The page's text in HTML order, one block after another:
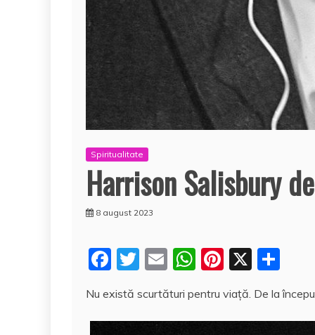
Spiritualitate
Harrison Salisbury
8 august 2023
F
c
e
T
itt
er
E
m
ai
l
W
at
s
Pi
nt
er
e
X
a
rt
aj
Nu există scurtături pentru viaţă. De la